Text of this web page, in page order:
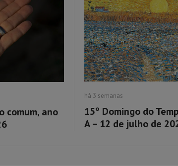
comum, ano
há 3 semanas
15º Domingo do
A – 12 de julho de